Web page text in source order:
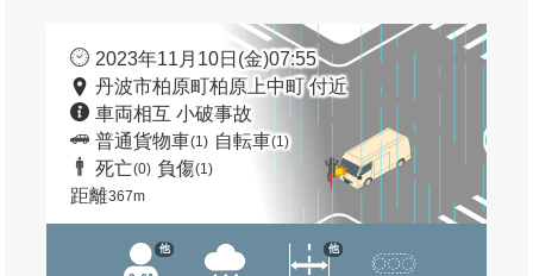
2023年11月10日(金)07:55
丹波市柏原町柏原上中町 付近
車両相互 小破事故
普通貨物車(1) 自転車(1)
死亡(0) 負傷(1)
距離367m
他 他